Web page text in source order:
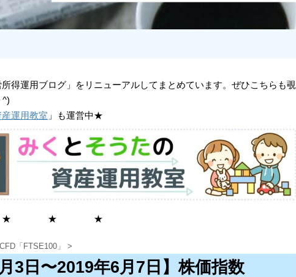
得運用ブログ」をリニューアルしてまとめています。ぜひこちらも覗
^)
運用教室 」も運営中★
★ ★
「FTSE100」 >
月3日〜2019年6月7日】株価指数